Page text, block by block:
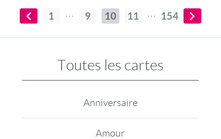
1 9 10 11 154
Toutes les cartes
Anniversaire
Amour